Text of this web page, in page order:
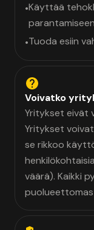
•Käyttää
parantamiseen
•Tuoda esiin
Voivatko
Yritykset eivät
Yritykset
se rikkoo
väärä). Kaikki